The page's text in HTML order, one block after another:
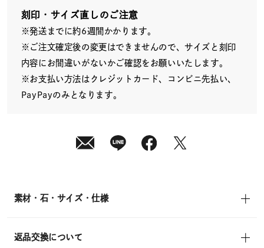
送
¥31,900 (tax
in)
刻印・サイズ直しのご注意
※発送までに約6週間かかります。
※ご注文確定後の変更はできませんので、サイズと刻印
内容にお間違いがないかご確認をお願いいたします。
※お支払い方法はクレジットカード、コンビニ先払い、
PayPayのみとなります。
素材・石・サイズ・仕様
返品交換について